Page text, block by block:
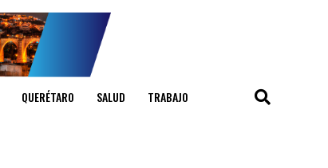
QUERÉTARO SALUD TRABAJO